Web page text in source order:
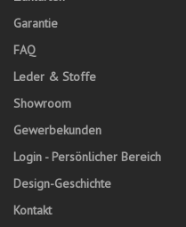
Garantie
FAQ
Leder & Stoffe
Showroom
Gewerbekunden
Login - Persönlicher Bereich
Design-Geschichte
Kontakt